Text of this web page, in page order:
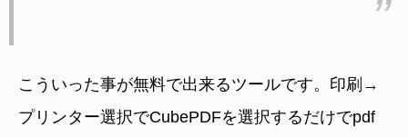
こういった事が無料で出来るツールです。印刷→
プリンター選択でCubePDFを選択するだけでpdf